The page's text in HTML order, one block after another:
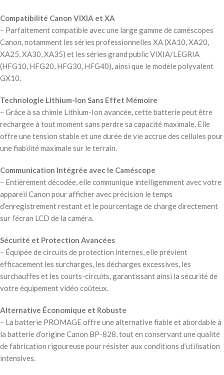
Compatibilité Canon VIXIA et XA
– Parfaitement compatible avec une large gamme de caméscopes
Canon, notamment les séries professionnelles XA (XA10, XA20,
XA25, XA30, XA35) et les séries grand public VIXIA/LEGRIA
(HFG10, HFG20, HFG30, HFG40), ainsi que le modèle polyvalent
GX10.
Technologie Lithium-Ion Sans Effet Mémoire
– Grâce à sa chimie Lithium-Ion avancée, cette batterie peut être
rechargée à tout moment sans perdre sa capacité maximale. Elle
offre une tension stable et une durée de vie accrue des cellules pour
une fiabilité maximale sur le terrain.
Communication Intégrée avec le Caméscope
– Entièrement décodée, elle communique intelligemment avec votre
appareil Canon pour afficher avec précision le temps
d’enregistrement restant et le pourcentage de charge directement
sur l’écran LCD de la caméra.
Sécurité et Protection Avancées
– Équipée de circuits de protection internes, elle prévient
efficacement les surcharges, les décharges excessives, les
surchauffes et les courts-circuits, garantissant ainsi la sécurité de
votre équipement vidéo coûteux.
Alternative Économique et Robuste
– La batterie PROMAGE offre une alternative fiable et abordable à
la batterie d’origine Canon BP-828, tout en conservant une qualité
de fabrication rigoureuse pour résister aux conditions d’utilisation
intensives.